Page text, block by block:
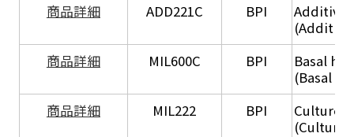
商品詳細
ADD221C BPI
商品詳細
MIL600C BPI
Basal
(Basal
商品詳細
MIL222 BPI
Culture
(Culture